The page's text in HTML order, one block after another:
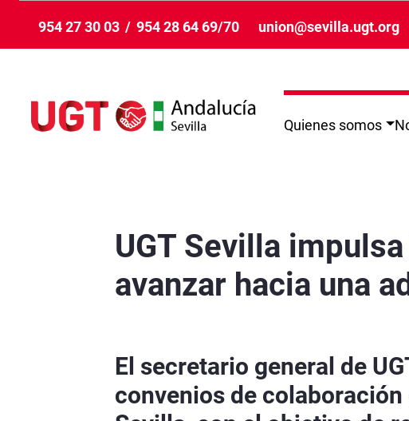
954 27 30 03 / 954 28 64 69/70 union@sevilla.ugt.org
Quienes somos
UGT Sevilla
avanzar hacia una
El secretario general de
convenios de colaboración